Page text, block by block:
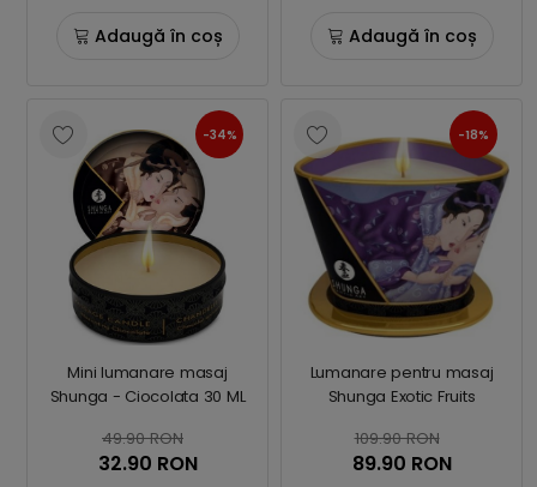
Adaugă în coș Adaugă în coș
-34%
Mini lumanare masaj
Shunga - Ciocolata 30 ML
49.90 RON
32.90 RON
-18%
Lumanare pentru masaj
Shunga Exotic Fruits
109.90 RON
89.90 RON